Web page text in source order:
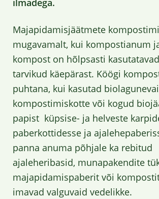
ilmadega.
Majapidamisjäätmete
mugavamalt, kui kompostianum
kompost on hõlpsasti
tarvikud käepärast. Köögi
puhtana, kui kasutad
kompostimiskotte või kogud
papist küpsise- ja helveste
paberkottidesse ja
panna anuma põhjale ka rebitud
ajaleheribasid, munapakendite
majapidamispaberit või
imavad valguvaid vedelikke.